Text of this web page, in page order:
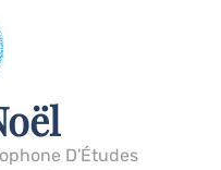
D'Études